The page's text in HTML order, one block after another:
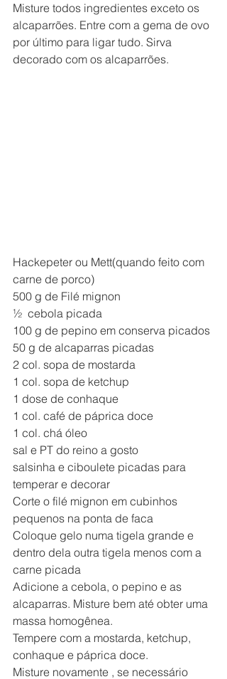
Misture todos ingredientes exceto os
alcaparrões. Entre com a gema de ovo
por último para ligar tudo. Sirva
decorado com os alcaparrões.
Hackepeter ou Mett(quando feito com
carne de porco)
500 g de Filé mignon
½  cebola picada
100 g de pepino em conserva picados
50 g de alcaparras picadas
2 col. sopa de mostarda
1 col. sopa de ketchup
1 dose de conhaque
1 col. café de páprica doce
1 col. chá óleo
sal e PT do reino a gosto
salsinha e ciboulete picadas para
temperar e decorar
Corte o filé mignon em cubinhos
pequenos na ponta de faca
Coloque gelo numa tigela grande e
dentro dela outra tigela menos com a
carne picada
Adicione a cebola, o pepino e as
alcaparras. Misture bem até obter uma
massa homogênea.
Tempere com a mostarda, ketchup,
conhaque e páprica doce.
Misture novamente , se necessário